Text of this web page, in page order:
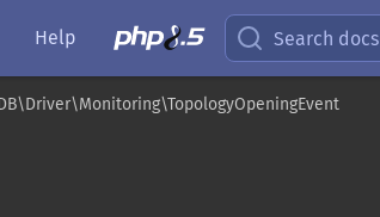
Help Search docs